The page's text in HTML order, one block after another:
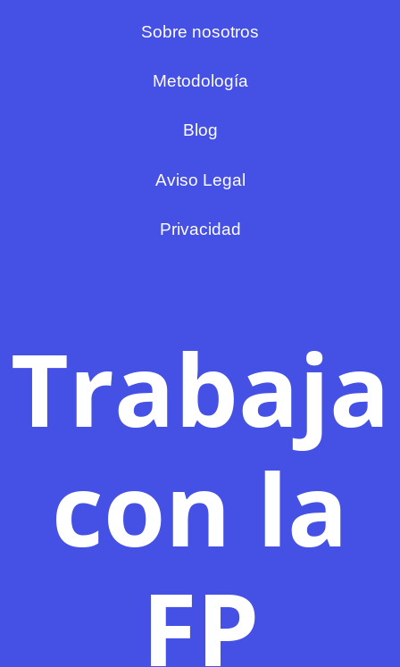
Sobre nosotros
Metodología
Blog
Aviso Legal
Privacidad
Trabaja
con la
FP